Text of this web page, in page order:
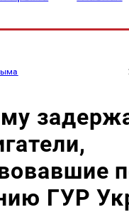
ГУР